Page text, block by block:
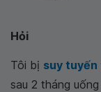
Hỏi
Tôi bị suy
sau 2 tháng